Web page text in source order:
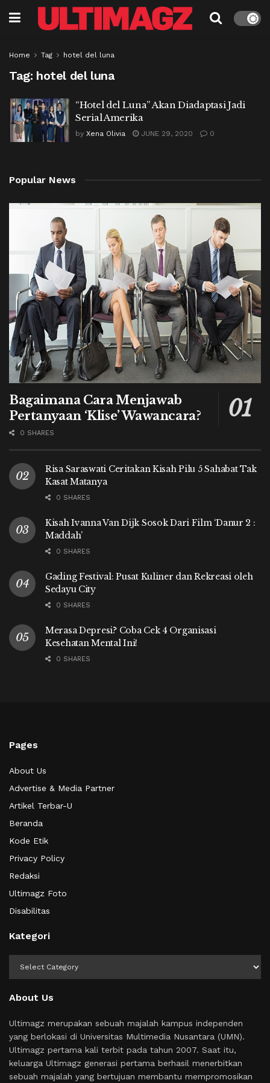
Home Tag hotel del luna
Tag: hotel del luna
“Hotel del Luna” Akan Diadaptasi Jadi
Serial Amerika
by Xena Olivia JUNE 29, 2020 0
Popular News
Bagaimana Cara Menjawab
Pertanyaan ‘Klise’ Wawancara?
0 SHARES
Risa Saraswati Ceritakan Kisah Pilu 5 Sahabat Tak
Kasat Matanya
0 SHARES
Kisah Ivanna Van Dijk Sosok Dari Film ‘Danur 2 :
Maddah’
0 SHARES
Gading Festival: Pusat Kuliner dan Rekreasi oleh
Sedayu City
0 SHARES
Merasa Depresi? Coba Cek 4 Organisasi
Kesehatan Mental Ini!
0 SHARES
Pages
About Us
Advertise & Media Partner
Artikel Terbar-U
Beranda
Kode Etik
Privacy Policy
Redaksi
Ultimagz Foto
Disabilitas
Kategori
About Us
Ultimagz merupakan sebuah majalah kampus independen
yang berlokasi di Universitas Multimedia Nusantara (UMN).
Ultimagz pertama kali terbit pada tahun 2007. Saat itu,
keluarga Ultimagz generasi pertama berhasil menerbitkan
sebuah majalah yang bertujuan membantu mempromosikan